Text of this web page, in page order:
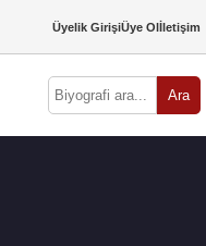
Üyelik GirişiÜye Olİletişim
Ara